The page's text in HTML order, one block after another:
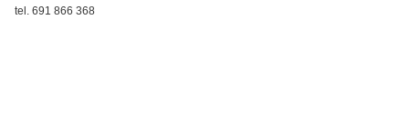
tel. 691 866 368